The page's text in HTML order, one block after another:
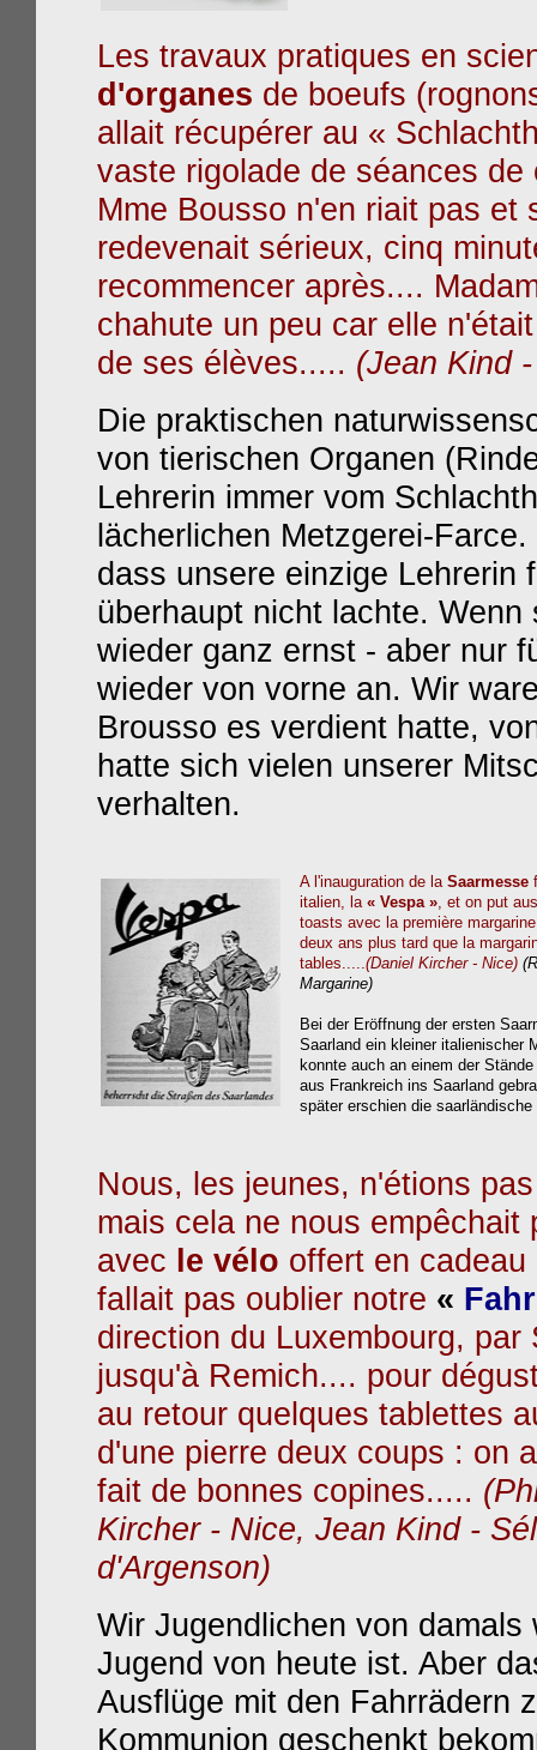
Les travaux pratiques en
d'organes de boeufs
allait récupérer au «
vaste rigolade de séances
Mme Bousso n'en riait pas et
redevenait sérieux, cinq
recommencer après....
chahute un peu car elle
de ses élèves..... (Jean Kind
Die praktischen
von tierischen Organen
Lehrerin immer vom
lächerlichen Metzgerei-
dass unsere einzige Lehrerin
überhaupt nicht lachte.
wieder ganz ernst - aber nur
wieder von vorne an. Wir
Brousso es verdient hatte,
hatte sich vielen unserer
verhalten.
A l'inauguration de la Saarmesse
italien, la « Vespa », et on put
toasts avec la première
deux ans plus tard que la
tables.....(Daniel Kircher - Nice)
Margarine)
Bei der Eröffnung der ersten
Saarland ein kleiner italienischer
konnte auch an einem der
aus Frankreich ins Saarland
später erschien die
Nous, les jeunes, n'étions
mais cela ne nous
avec le vélo offert en
fallait pas oublier notre «
direction du Luxembourg,
jusqu'à Remich.... pour
au retour quelques tablettes
d'une pierre deux coups : on
fait de bonnes copines.....
Kircher - Nice, Jean Kind -
d'Argenson)
Wir Jugendlichen von
Jugend von heute ist. Aber
Ausflüge mit den Fahrrädern
Kommunion geschenkt